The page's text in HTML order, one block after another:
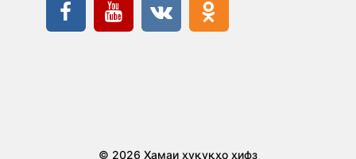
© 2026 Ҳамаи ҳуқуқҳо ҳифз